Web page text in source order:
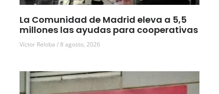
La Comunidad de Madrid eleva a 5,5
millones las ayudas para cooperativas
Víctor Reloba 8 agosto, 2026